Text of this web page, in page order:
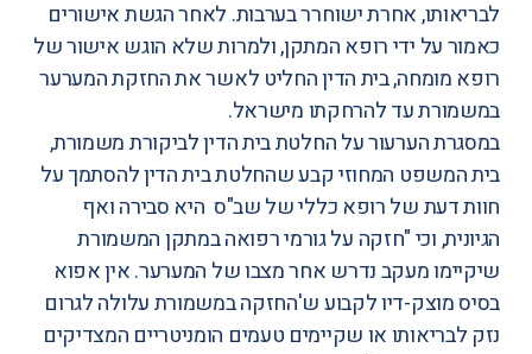
לבריאותו, אחרת ישוחרר בערבות. לאחר הגשת אישורים
כאמור על ידי רופא המתקן, ולמרות שלא הוגש אישור של
רופא מומחה, בית הדין החליט לאשר את החזקת המערער
במשמורת עד להרחקתו מישראל.
במסגרת הערעור על החלטת בית הדין לביקורת משמורת,
בית המשפט המחוזי קבע שהחלטת בית הדין להסתמך על
חוות דעת של רופא כללי של שב"ס היא סבירה ואף
הגיונית, וכי "חזקה על גורמי רפואה במתקן המשמורת
שיקיימו מעקב נדרש אחר מצבו של המערער. אין אפוא
בסיס מוצק-דיו לקבוע ש'החזקה במשמורת עלולה לגרום
נזק לבריאותו או שקיימים טעמים הומניטריים המצדיקים